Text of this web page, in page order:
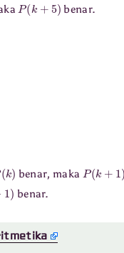
benar.
(k ) benar, maka P(k
benar.